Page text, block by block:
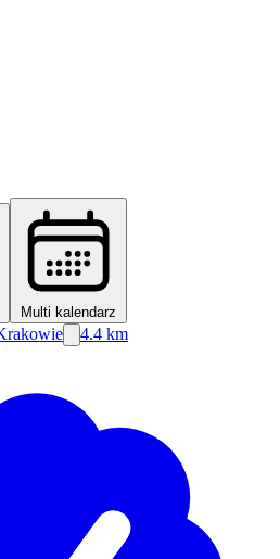
Multi kalendarz
4.4 km